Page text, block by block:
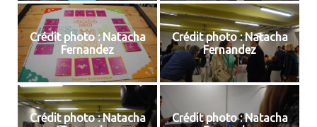
Crédit photo : Natacha
Fernandez
Crédit photo : Natacha
Fernandez
Crédit photo : Natacha
Crédit photo : Natacha